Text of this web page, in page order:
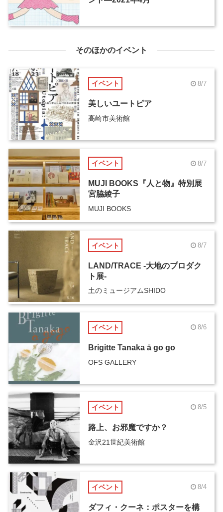
そのほかのイベント
イベント 8/7
美しいユートピア
高崎市美術館
イベント 8/7
MUJI BOOKS『人と物』特別展
宮脇綾子
MUJI BOOKS
イベント 8/7
LAND/TRACE -大地のプロダク
ト展-
土のミュージアムSHIDO
イベント 8/6
Brigitte Tanaka ā go go
OFS GALLERY
イベント 8/5
路上、お邪魔ですか？
金沢21世紀美術館
イベント 8/4
ダフィ・クーネ：ポスターを構